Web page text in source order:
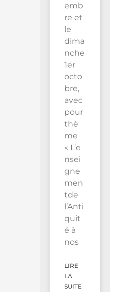
emb
re et
le
dima
nche
1er
octo
bre,
avec
pour
thè
me
« L’e
nsei
gne
men
tde
l’Anti
quit
é à
nos
LIRE
LA
SUITE